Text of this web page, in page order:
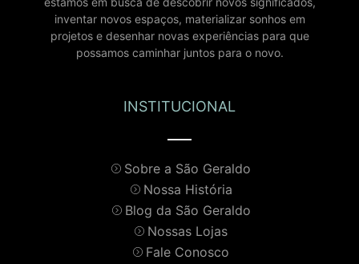
inventar novos espaços, materializar sonhos em
projetos e desenhar novas experiências para que
possamos caminhar juntos para o novo.
INSTITUCIONAL
Sobre a São Geraldo
Nossa História
Blog da São Geraldo
Nossas Lojas
Fale Conosco